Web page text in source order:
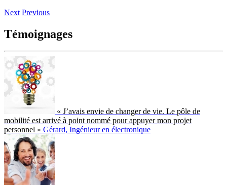
Next Previous
Témoignages
« J’avais envie de changer de vie. Le pôle de
mobilité est arrivé à point nommé pour appuyer mon projet
personnel » Gérard, Ingénieur en électronique